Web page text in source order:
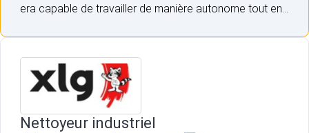
era capable de travailler de manière autonome tout en r
Nettoyeur industriel